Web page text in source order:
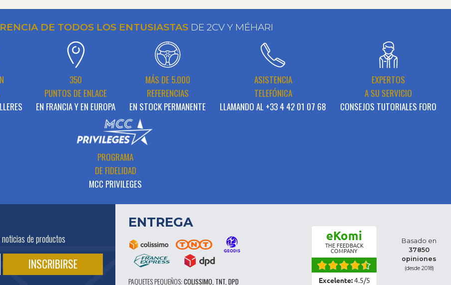
DE TODOS LOS ENTUSIASTAS DE 2CV Y MÉHARI
350
PUNTOS DE ENLACE
EN FRANCIA Y EN EUROPA
MÁS DE 5.000
REFERENCIAS
EN STOCK PERMANENTE
ASISTENCIA
TELEFÓNICA
LLAMANDO AL +33 4 42 01 07 68
EXPERTOS
A SU SERVICIO
CONSEJOS TUTORIALES FORO
PROGRAMA
DE FIDELIDAD
MCC PRIVILEGES
de productos
ENTREGA
PAQUETES PEQUEÑOS: COLISSIMO, TNT, DPD
eKomi
THE FEEDBACK
COMPANY
Excelente:4.5/5
Basado en
37850
opiniones
(desde 2018)